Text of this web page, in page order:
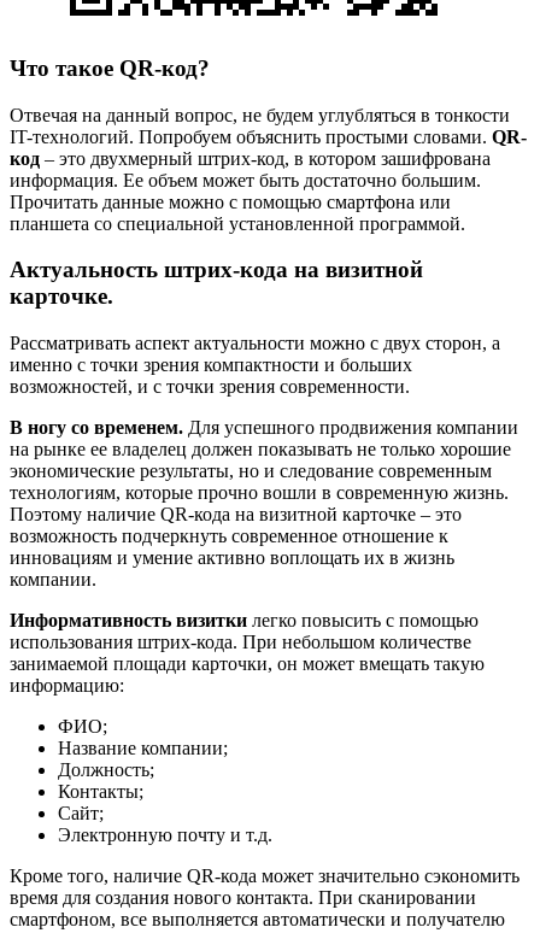
Что такое QR-код?
Отвечая на данный вопрос, не будем углубляться в тонкости
IT-технологий. Попробуем объяснить простыми словами. QR-
код – это двухмерный штрих-код, в котором зашифрована
информация. Ее объем может быть достаточно большим.
Прочитать данные можно с помощью смартфона или
планшета со специальной установленной программой.
Актуальность штрих-кода на визитной
карточке.
Рассматривать аспект актуальности можно с двух сторон, а
именно с точки зрения компактности и больших
возможностей, и с точки зрения современности.
В ногу со временем. Для успешного продвижения компании
на рынке ее владелец должен показывать не только хорошие
экономические результаты, но и следование современным
технологиям, которые прочно вошли в современную жизнь.
Поэтому наличие QR-кода на визитной карточке – это
возможность подчеркнуть современное отношение к
инновациям и умение активно воплощать их в жизнь
компании.
Информативность визитки легко повысить с помощью
использования штрих-кода. При небольшом количестве
занимаемой площади карточки, он может вмещать такую
информацию:
ФИО;
Название компании;
Должность;
Контакты;
Сайт;
Электронную почту и т.д.
Кроме того, наличие QR-кода может значительно сэкономить
время для создания нового контакта. При сканировании
смартфоном, все выполняется автоматически и получателю